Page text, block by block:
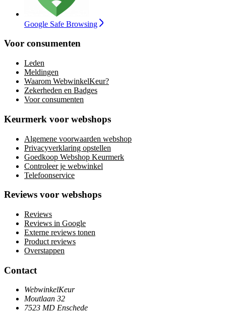
Google Safe Browsing
Voor consumenten
Leden
Meldingen
Waarom WebwinkelKeur?
Zekerheden en Badges
Voor consumenten
Keurmerk voor webshops
Algemene voorwaarden webshop
Privacyverklaring opstellen
Goedkoop Webshop Keurmerk
Controleer je webwinkel
Telefoonservice
Reviews voor webshops
Reviews
Reviews in Google
Externe reviews tonen
Product reviews
Overstappen
Contact
WebwinkelKeur
Moutlaan 32
7523 MD Enschede